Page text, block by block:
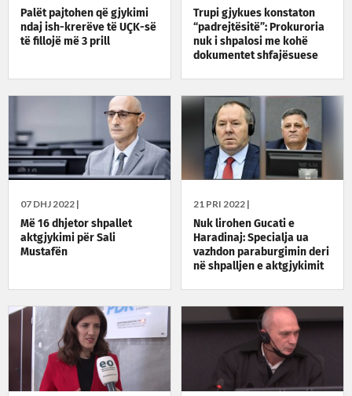
Palët pajtohen që gjykimi
ndaj ish-krerëve të UÇK-së
të fillojë më 3 prill
Trupi gjykues konstaton
“padrejtësitë”: Prokuroria
nuk i shpalosi me kohë
dokumentet shfajësuese
07 DHJ 2022 |
Më 16 dhjetor shpallet
aktgjykimi për Sali
Mustafën
21 PRI 2022 |
Nuk lirohen Gucati e
Haradinaj: Specialja ua
vazhdon paraburgimin deri
në shpalljen e aktgjykimit